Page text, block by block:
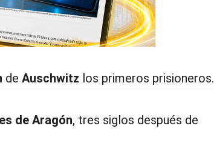
de Auschwitz los primeros prisioneros.
de Aragón, tres siglos después de